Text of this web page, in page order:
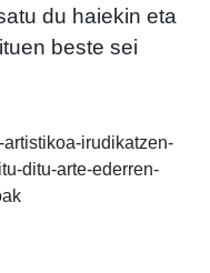
du haiekin eta
beste sei